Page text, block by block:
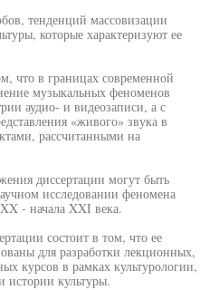
тенденций массовизации
которые характеризуют ее
что в границах современной
музыкальных феноменов
аудио- и видеозаписи, а с
«живого» звука в
рассчитанными на
диссертации могут быть
исследовании феномена
- начала XXI века.
состоит в том, что ее
для разработки лекционных,
курсов в рамках культурологии,
истории культуры.